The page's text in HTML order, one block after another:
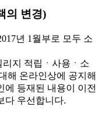
의 변경)
년 1월부로 모두 소
지 적립ㆍ사용ㆍ소
해 온라인상에 공지해
에 등재된 내용이 이전
다 우선합니다.